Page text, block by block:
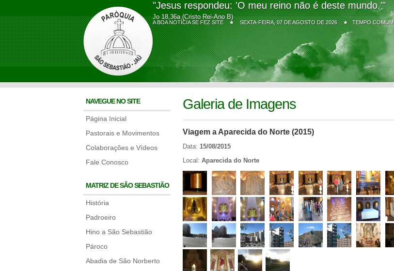
"Jesus respondeu: 'O meu reino não é deste mundo.'"
Jo 18,36a (Cristo Rei-Ano B)
A BOA NOTÍCIA SE FEZ SITE ★SEXTA-FEIRA, 07 DE AGOSTO DE 2026 ★ TEMPO COMUM
NAVEGUE NO SITE
Página Inicial
Pastorais e Movimentos
Colaborações e Vídeos
Fale Conosco
MATRIZ DE SÃO SEBASTIÃO
História
Padroeiro
Hino a São Sebastião
Pároco
Abadia de São Norberto
Galeria de Imagens
Viagem a Aparecida do Norte (2015)
Data: 15/08/2015
Local: Aparecida do Norte